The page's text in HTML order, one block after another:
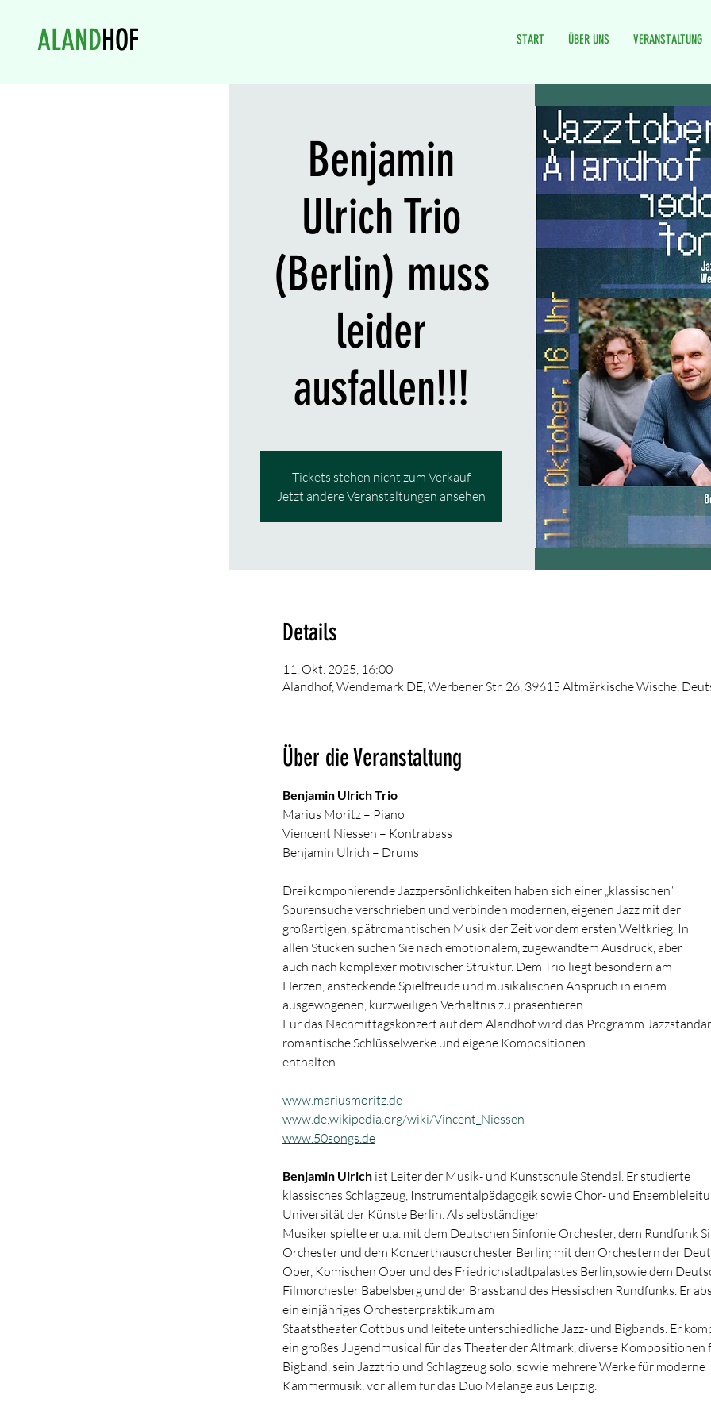
ALANDHOF START ÜBER UNS VERANSTALTUNG
Benjamin
Ulrich Trio
(Berlin) muss
leider
ausfallen!!!
Tickets stehen nicht zum Verkauf
Jetzt andere Veranstaltungen ansehen
Details
11. Okt. 2025, 16:00
Alandhof, Wendemark DE, Werbener Str. 26, 39615 Altmärkische Wische,
Über die Veranstaltung
Benjamin Ulrich Trio
Marius Moritz – Piano
Viencent Niessen – Kontrabass
Benjamin Ulrich – Drums
Drei komponierende Jazzpersönlichkeiten haben sich einer „klassischen“
Spurensuche verschrieben und verbinden modernen, eigenen Jazz mit der
großartigen, spätromantischen Musik der Zeit vor dem ersten Weltkrieg. In
allen Stücken suchen Sie nach emotionalem, zugewandtem Ausdruck, aber
auch nach komplexer motivischer Struktur. Dem Trio liegt besondern am
Herzen, ansteckende Spielfreude und musikalischen Anspruch in einem
ausgewogenen, kurzweiligen Verhältnis zu präsentieren.
Für das Nachmittagskonzert auf dem Alandhof wird das Programm
romantische Schlüsselwerke und eigene Kompositionen
enthalten.
www.mariusmoritz.de
www.de.wikipedia.org/wiki/Vincent_Niessen
www.50songs.de
Benjamin Ulrich ist Leiter der Musik- und Kunstschule Stendal. Er studierte
klassisches Schlagzeug, Instrumentalpädagogik sowie Chor- und
Universität der Künste Berlin. Als selbständiger
Musiker spielte er u.a. mit dem Deutschen Sinfonie Orchester, dem Rundfunk
Orchester und dem Konzerthausorchester Berlin; mit den Orchestern der
Oper, Komischen Oper und des Friedrichstadtpalastes Berlin,sowie dem
Filmorchester Babelsberg und der Brassband des Hessischen Rundfunks. Er
ein einjähriges Orchesterpraktikum am
Staatstheater Cottbus und leitete unterschiedliche Jazz- und Bigbands. Er
ein großes Jugendmusical für das Theater der Altmark, diverse
Bigband, sein Jazztrio und Schlagzeug solo, sowie mehrere Werke für moderne
Kammermusik, vor allem für das Duo Melange aus Leipzig.